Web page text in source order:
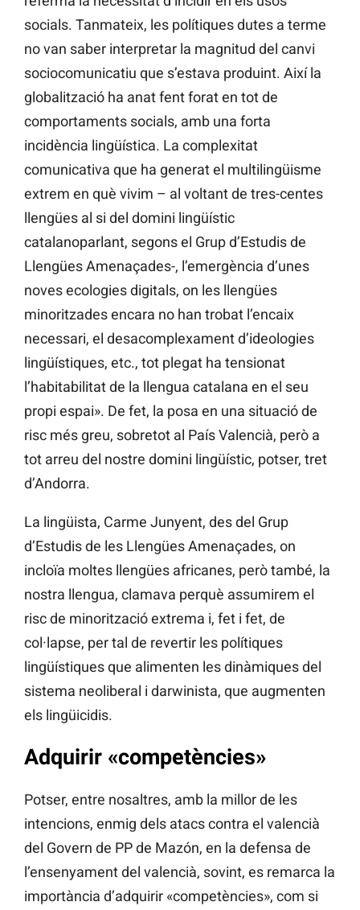
socials. Tanmateix, les polítiques dutes a terme
no van saber interpretar la magnitud del canvi
sociocomunicatiu que s’estava produint. Així la
globalització ha anat fent forat en tot de
comportaments socials, amb una forta
incidència lingüística. La complexitat
comunicativa que ha generat el multilingüisme
extrem en què vivim – al voltant de tres-centes
llengües al si del domini lingüístic
catalanoparlant, segons el Grup d’Estudis de
Llengües Amenaçades-, l’emergència d’unes
noves ecologies digitals, on les llengües
minoritzades encara no han trobat l’encaix
necessari, el desacomplexament d’ideologies
lingüístiques, etc., tot plegat ha tensionat
l’habitabilitat de la llengua catalana en el seu
propi espai». De fet, la posa en una situació de
risc més greu, sobretot al País Valencià, però a
tot arreu del nostre domini lingüístic, potser, tret
d’Andorra.
La lingüista, Carme Junyent, des del Grup
d’Estudis de les Llengües Amenaçades, on
incloïa moltes llengües africanes, però també, la
nostra llengua, clamava perquè assumirem el
risc de minorització extrema i, fet i fet, de
col·lapse, per tal de revertir les polítiques
lingüístiques que alimenten les dinàmiques del
sistema neoliberal i darwinista, que augmenten
els lingüicidis.
Adquirir «competències»
Potser, entre nosaltres, amb la millor de les
intencions, enmig dels atacs contra el valencià
del Govern de PP de Mazón, en la defensa de
l’ensenyament del valencià, sovint, es remarca la
importància d’adquirir «competències», com si